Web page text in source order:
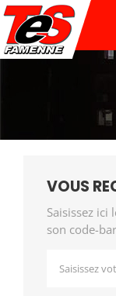
VOUS
Saisissez
son code-